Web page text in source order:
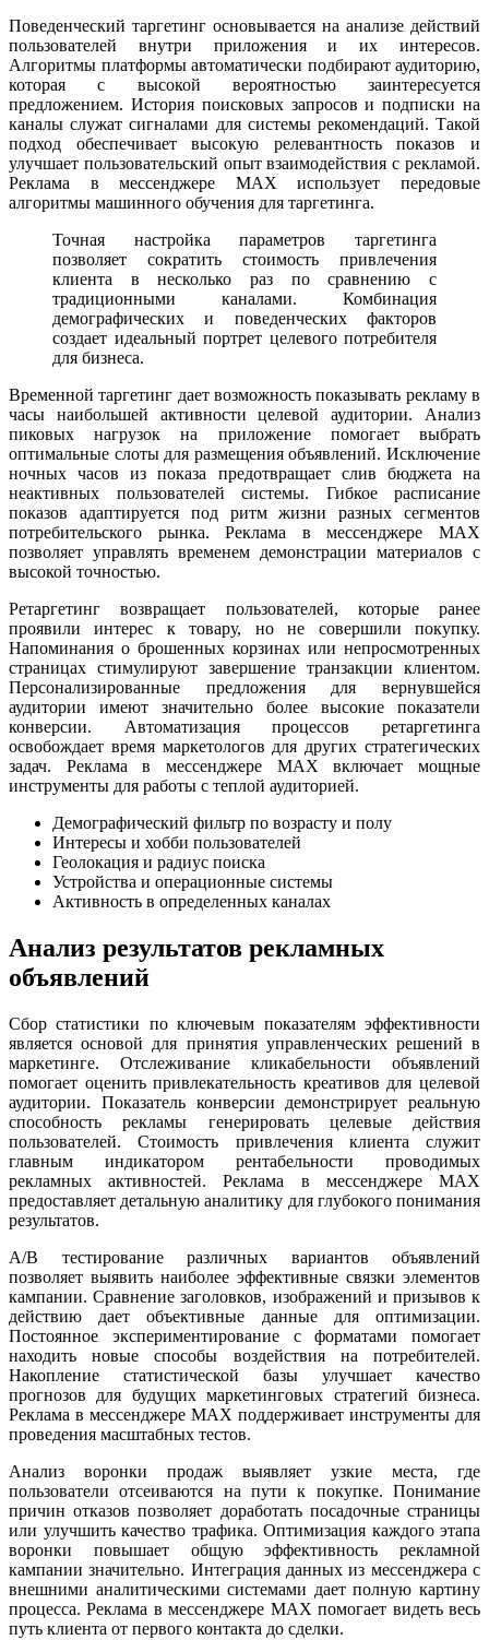
Поведенческий таргетинг основывается на анализе действий
пользователей внутри приложения и их интересов.
Алгоритмы платформы автоматически подбирают аудиторию,
которая с высокой вероятностью заинтересуется
предложением. История поисковых запросов и подписки на
каналы служат сигналами для системы рекомендаций. Такой
подход обеспечивает высокую релевантность показов и
улучшает пользовательский опыт взаимодействия с рекламой.
Реклама в мессенджере MAX использует передовые
алгоритмы машинного обучения для таргетинга.
Точная настройка параметров таргетинга
позволяет сократить стоимость привлечения
клиента в несколько раз по сравнению с
традиционными каналами. Комбинация
демографических и поведенческих факторов
создает идеальный портрет целевого потребителя
для бизнеса.
Временной таргетинг дает возможность показывать рекламу в
часы наибольшей активности целевой аудитории. Анализ
пиковых нагрузок на приложение помогает выбрать
оптимальные слоты для размещения объявлений. Исключение
ночных часов из показа предотвращает слив бюджета на
неактивных пользователей системы. Гибкое расписание
показов адаптируется под ритм жизни разных сегментов
потребительского рынка. Реклама в мессенджере MAX
позволяет управлять временем демонстрации материалов с
высокой точностью.
Ретаргетинг возвращает пользователей, которые ранее
проявили интерес к товару, но не совершили покупку.
Напоминания о брошенных корзинах или непросмотренных
страницах стимулируют завершение транзакции клиентом.
Персонализированные предложения для вернувшейся
аудитории имеют значительно более высокие показатели
конверсии. Автоматизация процессов ретаргетинга
освобождает время маркетологов для других стратегических
задач. Реклама в мессенджере MAX включает мощные
инструменты для работы с теплой аудиторией.
Демографический фильтр по возрасту и полу
Интересы и хобби пользователей
Геолокация и радиус поиска
Устройства и операционные системы
Активность в определенных каналах
Анализ результатов рекламных
объявлений
Сбор статистики по ключевым показателям эффективности
является основой для принятия управленческих решений в
маркетинге. Отслеживание кликабельности объявлений
помогает оценить привлекательность креативов для целевой
аудитории. Показатель конверсии демонстрирует реальную
способность рекламы генерировать целевые действия
пользователей. Стоимость привлечения клиента служит
главным индикатором рентабельности проводимых
рекламных активностей. Реклама в мессенджере MAX
предоставляет детальную аналитику для глубокого понимания
результатов.
A/B тестирование различных вариантов объявлений
позволяет выявить наиболее эффективные связки элементов
кампании. Сравнение заголовков, изображений и призывов к
действию дает объективные данные для оптимизации.
Постоянное экспериментирование с форматами помогает
находить новые способы воздействия на потребителей.
Накопление статистической базы улучшает качество
прогнозов для будущих маркетинговых стратегий бизнеса.
Реклама в мессенджере MAX поддерживает инструменты для
проведения масштабных тестов.
Анализ воронки продаж выявляет узкие места, где
пользователи отсеиваются на пути к покупке. Понимание
причин отказов позволяет доработать посадочные страницы
или улучшить качество трафика. Оптимизация каждого этапа
воронки повышает общую эффективность рекламной
кампании значительно. Интеграция данных из мессенджера с
внешними аналитическими системами дает полную картину
процесса. Реклама в мессенджере MAX помогает видеть весь
путь клиента от первого контакта до сделки.